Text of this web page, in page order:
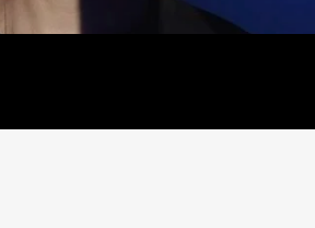
AFRO, DEEP & SOULFUL MUSIC +